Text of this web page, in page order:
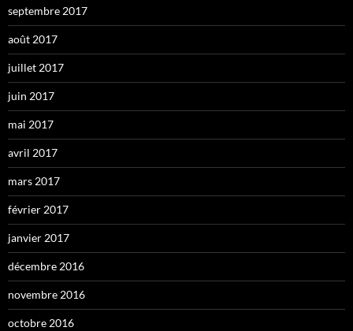
septembre 2017
août 2017
juillet 2017
juin 2017
mai 2017
avril 2017
mars 2017
février 2017
janvier 2017
décembre 2016
novembre 2016
octobre 2016